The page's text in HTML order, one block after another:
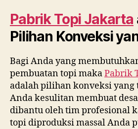
Pabrik Topi Jakarta
Pilihan Konveksi
Bagi Anda yang
pembuatan topi makaPabrik
adalah pilihan konveksi yang
Anda kesulitan membuat
dibantu oleh tim profesional
topi diproduksi massal Anda